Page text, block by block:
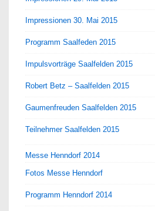
Impressionen 30. Mai 2015
Programm Saalfeden 2015
Impulsvorträge Saalfelden 2015
Robert Betz – Saalfelden 2015
Gaumenfreuden Saalfelden 2015
Teilnehmer Saalfelden 2015
Messe Henndorf 2014
Fotos Messe Henndorf
Programm Henndorf 2014